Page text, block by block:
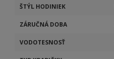
ŠTÝL HODINIEK
ZÁRUČNÁ DOBA
VODOTESNOSŤ